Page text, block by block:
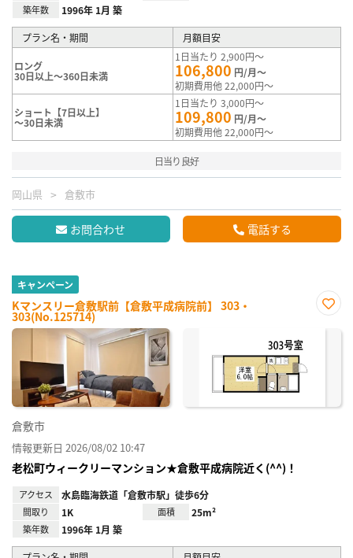
築年数 1996年 1月 築
プラン名・期間 月額目安
ロング
30日以上～360日未満
1日当たり 2,900円～
106,800 円/月～
初期費用他 22,000円～
ショート【7日以上】
～30日未満
1日当たり 3,000円～
109,800 円/月～
初期費用他 22,000円～
日当り良好
岡山県 倉敷市
お問合わせ 電話する
キャンペーン
Kマンスリー倉敷駅前【倉敷平成病院前】 303・
303(No.125714)
に入
倉敷市
情報更新日 2026/08/02 10:47
老松町ウィークリーマンション★倉敷平成病院近く(^^)！
アクセス 水島臨海鉄道「倉敷市駅」徒歩6分
間取り 1K 面積 25m²
築年数 1996年 1月 築